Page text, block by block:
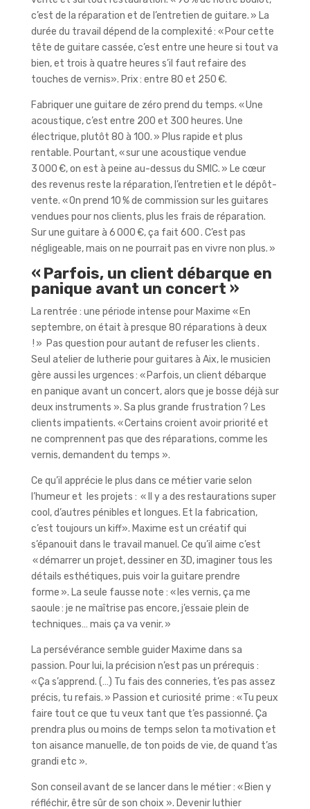
c’est de la réparation et de l’entretien de guitare. » La
durée du travail dépend de la complexité : « Pour cette
tête de guitare cassée, c’est entre une heure si tout va
bien, et trois à quatre heures s’il faut refaire des
touches de vernis». Prix : entre 80 et 250 €.
Fabriquer une guitare de zéro prend du temps. « Une
acoustique, c’est entre 200 et 300 heures. Une
électrique, plutôt 80 à 100. » Plus rapide et plus
rentable. Pourtant, « sur une acoustique vendue
3 000 €, on est à peine au-dessus du SMIC. » Le cœur
des revenus reste la réparation, l’entretien et le dépôt-
vente. « On prend 10 % de commission sur les guitares
vendues pour nos clients, plus les frais de réparation.
Sur une guitare à 6 000 €, ça fait 600 . C’est pas
négligeable, mais on ne pourrait pas en vivre non plus. »
« Parfois, un client débarque en
panique avant un concert »
La rentrée : une période intense pour Maxime « En
septembre, on était à presque 80 réparations à deux
! » Pas question pour autant de refuser les clients .
Seul atelier de lutherie pour guitares à Aix, le musicien
gère aussi les urgences : « Parfois, un client débarque
en panique avant un concert, alors que je bosse déjà sur
deux instruments ». Sa plus grande frustration ? Les
clients impatients. « Certains croient avoir priorité et
ne comprennent pas que des réparations, comme les
vernis, demandent du temps ».
Ce qu’il apprécie le plus dans ce métier varie selon
l’humeur et les projets : « Il y a des restaurations super
cool, d’autres pénibles et longues. Et la fabrication,
c’est toujours un kiff». Maxime est un créatif qui
s’épanouit dans le travail manuel. Ce qu’il aime c’est
« démarrer un projet, dessiner en 3D, imaginer tous les
détails esthétiques, puis voir la guitare prendre
forme ». La seule fausse note : « les vernis, ça me
saoule : je ne maîtrise pas encore, j’essaie plein de
techniques… mais ça va venir. »
La persévérance semble guider Maxime dans sa
passion. Pour lui, la précision n’est pas un prérequis :
« Ça s’apprend. (…) Tu fais des conneries, t’es pas assez
précis, tu refais. » Passion et curiosité prime : « Tu peux
faire tout ce que tu veux tant que t’es passionné. Ça
prendra plus ou moins de temps selon ta motivation et
ton aisance manuelle, de ton poids de vie, de quand t’as
grandi etc ».
Son conseil avant de se lancer dans le métier : « Bien y
réfléchir, être sûr de son choix ». Devenir luthier